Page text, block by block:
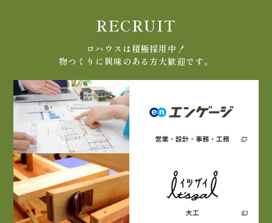
RECRUIT
ロハウスは積極採用中！
物つくりに興味のある方大歓迎です。